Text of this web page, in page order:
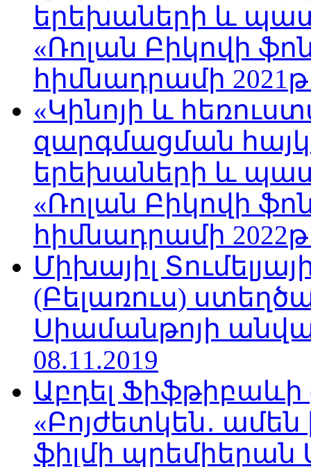
երեխաների և
«Ռոլան Բիկովի
հիմնադրամի
«Կինոյի և
զարգմացման
երեխաների և
«Ռոլան Բիկովի
հիմնադրամի
Միխայիլ
(Բելառուս)
Սիամանթոյի
08.11.2019
Աբդել
«Բոյժետկեն․
ֆիլմի պրեմիերան